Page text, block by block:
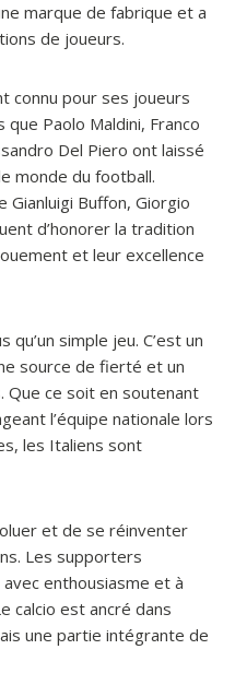
marque de fabrique et a
de joueurs.
connu pour ses joueurs
Paolo Maldini, Franco
Del Piero ont laissé
monde du football.
Gianluigi Buffon, Giorgio
d’honorer la tradition
et leur excellence
simple jeu. C’est un
source de fierté et un
Que ce soit en soutenant
l’équipe nationale lors
les Italiens sont
et de se réinventer
Les supporters
enthousiasme et à
calcio est ancré dans
une partie intégrante de